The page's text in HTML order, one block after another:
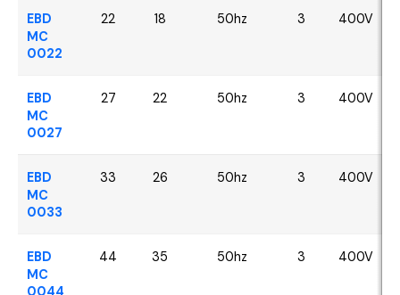
EBD
MC
0022
22 18 50hz 3 400V
EBD
MC
0027
27 22 50hz 3 400V
EBD
MC
0033
33 26 50hz 3 400V
EBD
MC
0044
44 35 50hz 3 400V